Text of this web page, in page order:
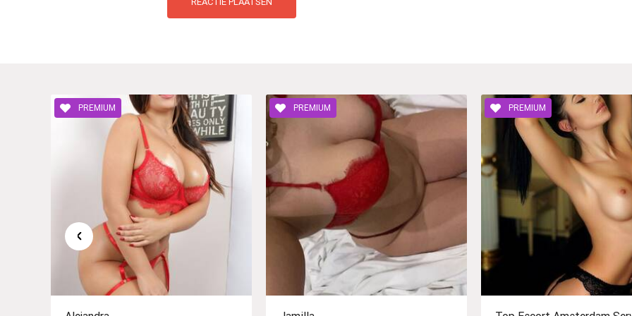
PREMIUM PREMIUM PREMIUM